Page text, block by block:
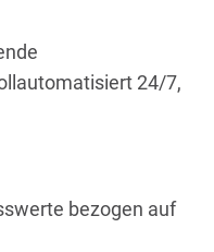
24/7,
bezogen auf